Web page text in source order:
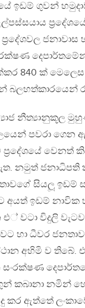
ඉඩම් ගුවන්
ජනාවාස
840 ක් මෙලෙස
බලහත්කාරයෙන්
නීත්‍යානුකූල
පවරා ගෙන
ප‍්‍රදේශයේ වෙනත්
නමුත් ජනාධිපති
සියලූ ඉඩම්
අයත් ඉඩම් නාවික
එ් වටා විදුලි
හා ධීවර
අහිමි ව
කබානා නමින්
කර ඇත්තේ